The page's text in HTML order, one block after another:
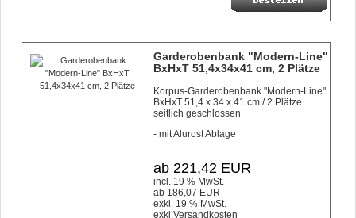
Garderobenbank "Modern-Line"
BxHxT 51,4x34x41 cm, 2 Plätze
Korpus-Garderobenbank "Modern-Line"
BxHxT 51,4 x 34 x 41 cm / 2 Plätze
seitlich geschlossen
- mit Alurost Ablage
ab 221,42 EUR
incl. 19 % MwSt.
ab 186,07 EUR
exkl. 19 % MwSt.
exkl.Versandkosten